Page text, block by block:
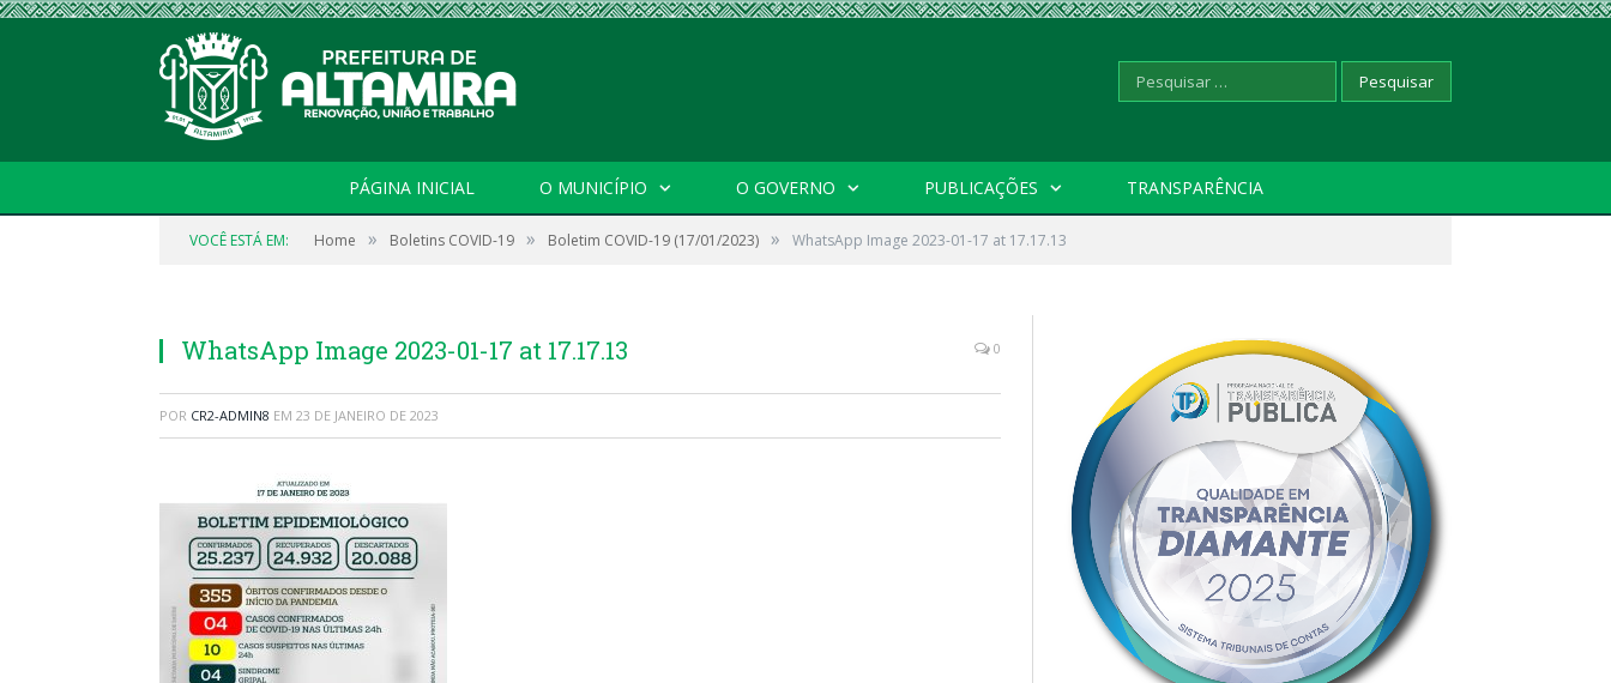
Pesquisar
PÁGINA INICIAL O MUNICÍPIO O GOVERNO PUBLICAÇÕES TRANSPARÊNCIA
VOCÊ ESTÁ EM: Home » Boletins COVID-19 » Boletim COVID-19 (17/01/2023) » WhatsApp Image 2023-01-17 at 17.17.13
WhatsApp Image 2023-01-17 at 17.17.13 0
POR CR2-ADMIN8 EM 23 DE JANEIRO DE 2023